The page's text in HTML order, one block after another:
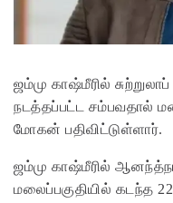
ஜம்மு காஷ்மீரில்
நடத்தப்பட்ட சம்பவதால்
மோகன் பதிவிட்டுள்ளார்.
ஜம்மு காஷ்மீரில்
மலைப்பகுதியில் கடந்த